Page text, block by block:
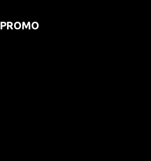
PROMO